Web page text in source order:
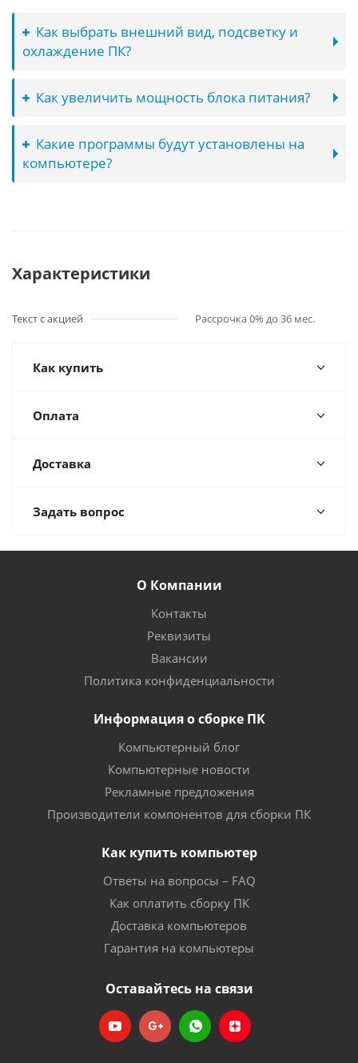
Как выбрать внешний вид, подсветку и
охлаждение ПК?
Как увеличить мощность блока питания?
Какие программы будут установлены на
компьютере?
Характеристики
Текст с акцией Рассрочка 0% до 36 мес.
Как купить
Оплата
Доставка
Задать вопрос
О Компании
Контакты
Реквизиты
Вакансии
Политика конфиденциальности
Информация о сборке ПК
Компьютерный блог
Компьютерные новости
Рекламные предложения
Производители компонентов для сборки ПК
Как купить компьютер
Ответы на вопросы – FAQ
Как оплатить сборку ПК
Доставка компьютеров
Гарантия на компьютеры
Оставайтесь на связи